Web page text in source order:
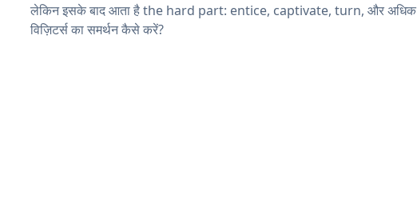
लेकिन इसके बाद आता है the hard part: entice, captivate, turn, और अधिक
विज़िटर्स का समर्थन कैसे करें?